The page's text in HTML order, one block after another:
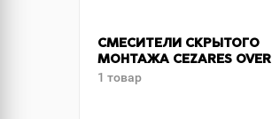
СМЕСИТЕЛИ СКРЫТОГО
МОНТАЖА CEZARES OVER
1 товар